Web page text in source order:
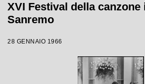
XVI Festival della canzone
Sanremo
28 GENNAIO 1966